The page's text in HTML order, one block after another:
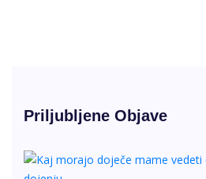
Priljubljene Objave